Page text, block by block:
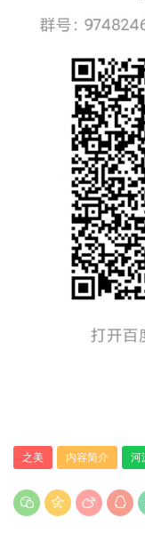
之美 内容简介 河